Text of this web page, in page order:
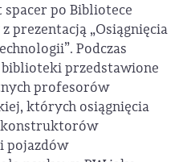
po Bibliotece
prezentacją „Osiągnięcia
Podczas
przedstawione
profesorów
których osiągnięcia
konstruktorów
pojazdów